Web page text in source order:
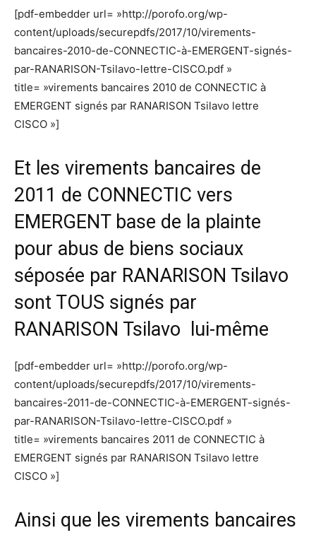
[pdf-embedder url= »http://porofo.org/wp-
content/uploads/securepdfs/2017/10/virements-
bancaires-2010-de-CONNECTIC-à-EMERGENT-signés-
par-RANARISON-Tsilavo-lettre-CISCO.pdf »
title= »virements bancaires 2010 de CONNECTIC à
EMERGENT signés par RANARISON Tsilavo lettre
CISCO »]
Et les virements bancaires de
2011 de CONNECTIC vers
EMERGENT base de la plainte
pour abus de biens sociaux
séposée par RANARISON Tsilavo
sont TOUS signés par
RANARISON Tsilavo lui-même
[pdf-embedder url= »http://porofo.org/wp-
content/uploads/securepdfs/2017/10/virements-
bancaires-2011-de-CONNECTIC-à-EMERGENT-signés-
par-RANARISON-Tsilavo-lettre-CISCO.pdf »
title= »virements bancaires 2011 de CONNECTIC à
EMERGENT signés par RANARISON Tsilavo lettre
CISCO »]
Ainsi que les virements bancaires